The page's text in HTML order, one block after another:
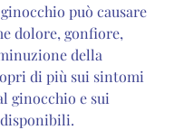
può causare
dolore, gonfiore,
della
di più sui sintomi
ginocchio e sui